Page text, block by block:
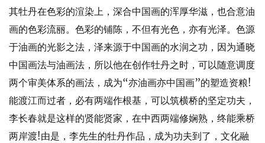
其牡丹在色彩的渲染上，深合中国画的浑厚华滋，也合意油
画的色彩流丽。色彩的铺陈，不但有光色，亦有光泽。色源
于油画的光影之法，泽来源于中国画的水润之功，因为通晓
中国画法与油画法，所以他在创作牡丹之时，可以随意调度
两个审美体系的画法，成为“亦油画亦中国画”的塑造资粮!
能渡江而过者，必有两端作根基，可以筑横桥的坚定功夫，
李长春就是这样的贤能贤家，在中西两端修娴熟，终能乘桥
两岸渡!由是，李先生的牡丹作品，成为功夫到了，文化融